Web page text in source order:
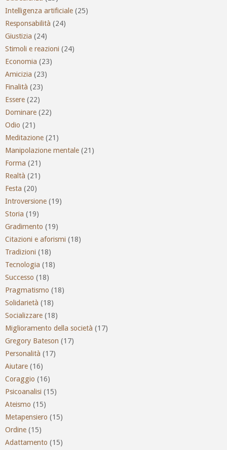
Intelligenza artificiale (25)
Responsabilità (24)
Giustizia (24)
Stimoli e reazioni (24)
Economia (23)
Amicizia (23)
Finalità (23)
Essere (22)
Dominare (22)
Odio (21)
Meditazione (21)
Manipolazione mentale (21)
Forma (21)
Realtà (21)
Festa (20)
Introversione (19)
Storia (19)
Gradimento (19)
Citazioni e aforismi (18)
Tradizioni (18)
Tecnologia (18)
Successo (18)
Pragmatismo (18)
Solidarietà (18)
Socializzare (18)
Miglioramento della società (17)
Gregory Bateson (17)
Personalità (17)
Aiutare (16)
Coraggio (16)
Psicoanalisi (15)
Ateismo (15)
Metapensiero (15)
Ordine (15)
Adattamento (15)